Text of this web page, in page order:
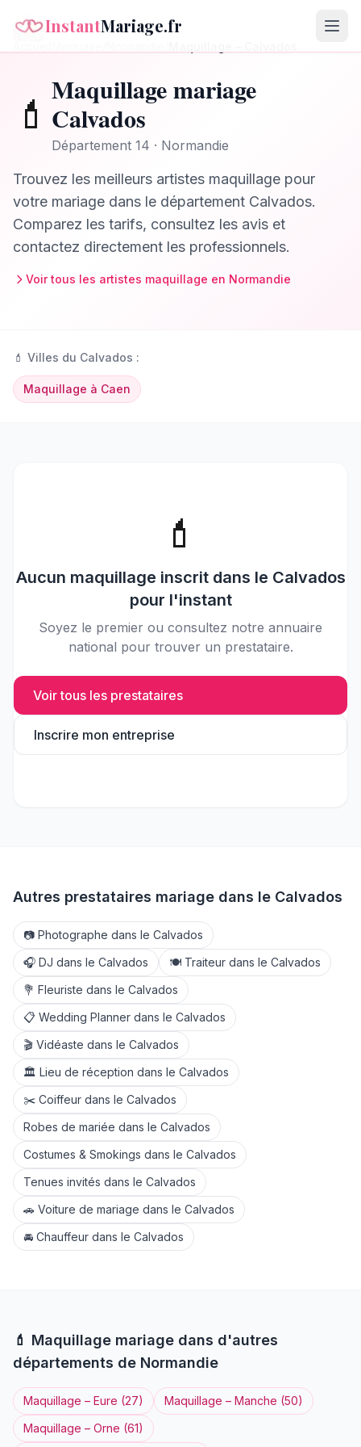
InstantMariage.fr
💄
Maquillagemariage
Calvados
Département 14 · Normandie
Trouvez les meilleurs artistes maquillage pour
votre mariage dans le département Calvados.
Comparez les tarifs, consultez les avis et
contactez directement les professionnels.
Voir tous les artistes maquillage en Normandie
💄 Villes du Calvados :
Maquillage à Caen
💄
Aucun maquillage inscrit dans le Calvados
pour l'instant
Soyez le premier ou consultez notre annuaire
national pour trouver un prestataire.
Voir tous les prestataires
Inscrire mon entreprise
Autres prestataires mariage dans le Calvados
📷 Photographe dans le Calvados
🎧 DJ dans le Calvados 🍽️ Traiteur dans le Calvados
💐 Fleuriste dans le Calvados
📋 Wedding Planner dans le Calvados
🎬 Vidéaste dans le Calvados
🏛️ Lieu de réception dans le Calvados
✂️ Coiffeur dans le Calvados
Robes de mariée dans le Calvados
Costumes & Smokings dans le Calvados
Tenues invités dans le Calvados
🚗 Voiture de mariage dans le Calvados
🚘 Chauffeur dans le Calvados
💄 Maquillage mariage dans d'autres
départements de Normandie
Maquillage – Eure (27) Maquillage – Manche (50)
Maquillage – Orne (61)